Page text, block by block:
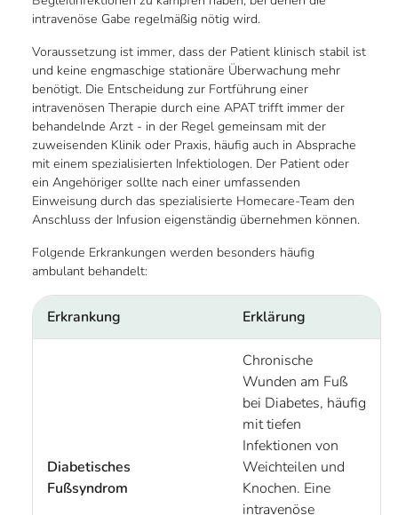
intravenöse Gabe regelmäßig nötig wird.
Voraussetzung ist immer, dass der Patient klinisch stabil ist
und keine engmaschige stationäre Überwachung mehr
benötigt. Die Entscheidung zur Fortführung einer
intravenösen Therapie durch eine APAT trifft immer der
behandelnde Arzt - in der Regel gemeinsam mit der
zuweisenden Klinik oder Praxis, häufig auch in Absprache
mit einem spezialisierten Infektiologen. Der Patient oder
ein Angehöriger sollte nach einer umfassenden
Einweisung durch das spezialisierte Homecare-Team den
Anschluss der Infusion eigenständig übernehmen können.
Folgende Erkrankungen werden besonders häufig
ambulant behandelt:
Erkrankung Erklärung
Diabetisches
Fußsyndrom
Chronische
Wunden am Fuß
bei Diabetes, häufig
mit tiefen
Infektionen von
Weichteilen und
Knochen. Eine
intravenöse